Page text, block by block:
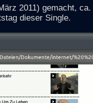
2011) gemacht, ca.
dieser Single.